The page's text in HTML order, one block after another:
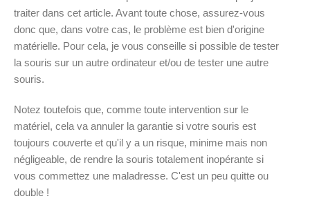
traiter dans cet article. Avant toute chose, assurez-vous
donc que, dans votre cas, le problème est bien d'origine
matérielle. Pour cela, je vous conseille si possible de tester
la souris sur un autre ordinateur et/ou de tester une autre
souris.
Notez toutefois que, comme toute intervention sur le
matériel, cela va annuler la garantie si votre souris est
toujours couverte et qu'il y a un risque, minime mais non
négligeable, de rendre la souris totalement inopérante si
vous commettez une maladresse. C'est un peu quitte ou
double !